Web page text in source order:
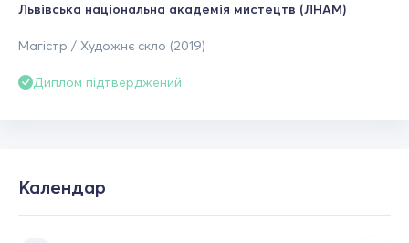
Львівська національна академія мистецтв (ЛНАМ)
Магістр / Художнє скло (2019)
Диплом підтверджений
Календар